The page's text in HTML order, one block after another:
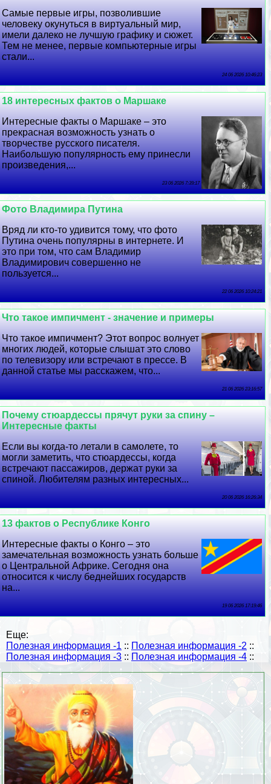
Самые первые игры, позволившие
человеку окунуться в виртуальный мир,
имели далеко не лучшую графику и сюжет.
Тем не менее, первые компьютерные игры
стали...
24 06 2026 10:46:23
18 интересных фактов о Маршаке
Интересные факты о Маршаке – это
прекрасная возможность узнать о
творчестве русского писателя.
Наибольшую популярность ему принесли
произведения,...
23 06 2026 7:39:17
Фото Владимира Путина
Вряд ли кто-то удивится тому, что фото
Путина очень популярны в интернете. И
это при том, что сам Владимир
Владимирович совершенно не
пользуется...
22 06 2026 10:24:21
Что такое импичмент - значение и примеры
Что такое импичмент? Этот вопрос волнует
многих людей, которые слышат это слово
по телевизору или встречают в прессе. В
данной статье мы расскажем, что...
21 06 2026 23:16:57
Почему стюардессы прячут руки за спину –
Интересные факты
Если вы когда-то летали в самолете, то
могли заметить, что стюардессы, когда
встречают пассажиров, держат руки за
спиной. Любителям разных интересных...
20 06 2026 16:26:34
13 фактов о Республике Конго
Интересные факты о Конго – это
замечательная возможность узнать больше
о Центральной Африке. Сегодня она
относится к числу беднейших государств
на...
19 06 2026 17:19:46
Еще:
Полезная информация -1 :: Полезная информация -2 ::
Полезная информация -3 :: Полезная информация -4 ::